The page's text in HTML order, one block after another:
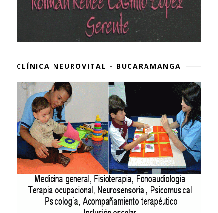
CLÍNICA NEUROVITAL - BUCARAMANGA